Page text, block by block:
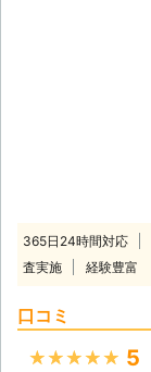
365日24時間対応
査実施
経験豊富
口コミ
★★★★★ 5